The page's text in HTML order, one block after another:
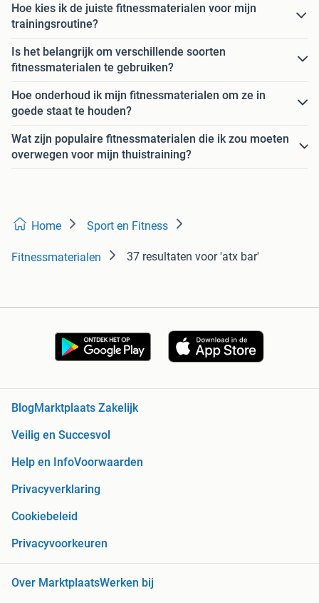
Hoe kies ik de juiste fitnessmaterialen voor mijn
trainingsroutine?
Is het belangrijk om verschillende soorten
fitnessmaterialen te gebruiken?
Hoe onderhoud ik mijn fitnessmaterialen om ze in
goede staat te houden?
Wat zijn populaire fitnessmaterialen die ik zou moeten
overwegen voor mijn thuistraining?
Home Sport en Fitness
Fitnessmaterialen 37 resultaten voor 'atx bar'
BlogMarktplaats Zakelijk
Veilig en Succesvol
Help en InfoVoorwaarden
Privacyverklaring
Cookiebeleid
Privacyvoorkeuren
Over MarktplaatsWerken bij